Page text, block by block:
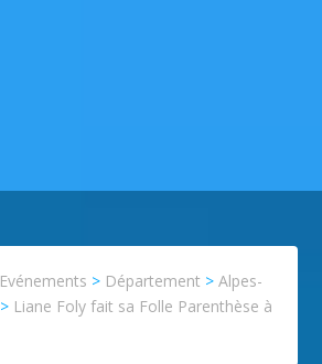
Evénements > Département >Alpes-
> Liane Foly fait sa Folle Parenthèse à